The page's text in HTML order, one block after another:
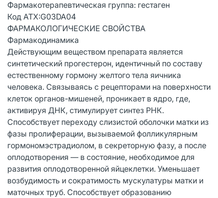
Фармакотерапевтическая группа: гестаген
Код ATX:G03DA04
ФАРМАКОЛОГИЧЕСКИЕ СВОЙСТВА
Фармакодинамика
Действующим веществом препарата является
синтетический прогестерон, идентичный по составу
естественному гормону желтого тела яичника
человека. Связываясь с рецепторами на поверхности
клеток органов-мишеней, проникает в ядро, где,
активируя ДНК, стимулирует синтез РНК.
Способствует переходу слизистой оболочки матки из
фазы пролиферации, вызываемой фолликулярным
гормономэстрадиолом, в секреторную фазу, а после
оплодотворения — в состояние, необходимое для
развития оплодотворенной яйцеклетки. Уменьшает
возбудимость и сократимость мускулатуры матки и
маточных труб. Способствует образованию